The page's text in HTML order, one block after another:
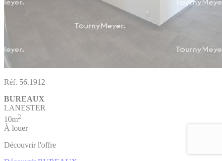
Réf. 56.1912
BUREAUX
LANESTER
10m2
À louer
Découvrir l'offre